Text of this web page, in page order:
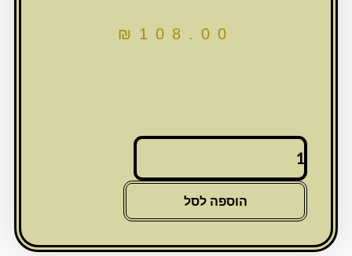
₪ 108.00
כמות
נטלה
פנינה+יהלומים
הוספה לסל